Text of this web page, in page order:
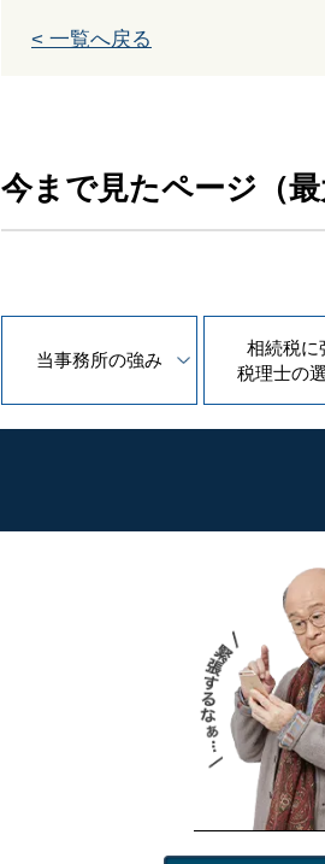
< 一覧へ戻る
今まで見たページ（最
当事務所の強み
相続税に
税理士の